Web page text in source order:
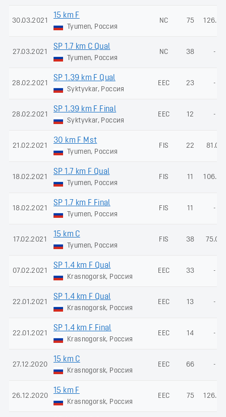
30.03.2021
15 km F
Tyumen, Россия
NC 75 126.46
27.03.2021
SP 1.7 km C Qual
Tyumen, Россия
NC 38 -
28.02.2021
SP 1.39 km F Qual
Syktyvkar, Россия
EEC 23 -
28.02.2021
SP 1.39 km F Final
Syktyvkar, Россия
EEC 12 -
21.02.2021
30 km F Mst
Tyumen, Россия
FIS 22 81.01
18.02.2021
SP 1.7 km F Qual
Tyumen, Россия
FIS 11 106.98
18.02.2021
SP 1.7 km F Final
Tyumen, Россия
FIS 11 -
17.02.2021
15 km C
Tyumen, Россия
FIS 38 75.09
07.02.2021
SP 1.4 km F Qual
Krasnogorsk, Россия
EEC 33 -
22.01.2021
SP 1.4 km F Qual
Krasnogorsk, Россия
EEC 13 -
22.01.2021
SP 1.4 km F Final
Krasnogorsk, Россия
EEC 14 -
27.12.2020
15 km C
Krasnogorsk, Россия
EEC 66 -
26.12.2020
15 km F
Krasnogorsk, Россия
EEC 75 126.32